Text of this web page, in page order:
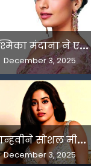
र
श्मिका मंदाना ने एआई के बढ़ते दुरुपयोग पर जतायी नाराजगी
Posted
on
December 3, 2025
ज
ान्हवीने सोशल मीडियापर उठाये सवाल
Posted
on
December 3, 2025